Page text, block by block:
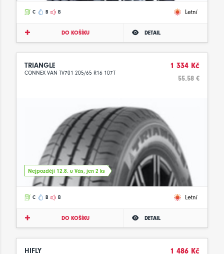
C B B Letní
DO KOŠÍKU DETAIL
TRIANGLE
CONNEX VAN TV701 205/65 R16 107T
1 334 Kč
55.58 €
Nejpozději 12.8. u Vás, jen 2 ks
C B B Letní
DO KOŠÍKU DETAIL
HIFLY 1 486 Kč